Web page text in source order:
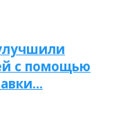
с помощью